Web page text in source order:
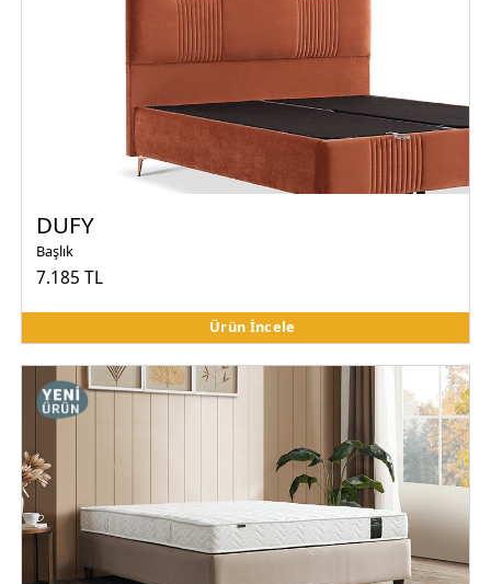
DUFY
Başlık
7.185 TL
Ürün İncele